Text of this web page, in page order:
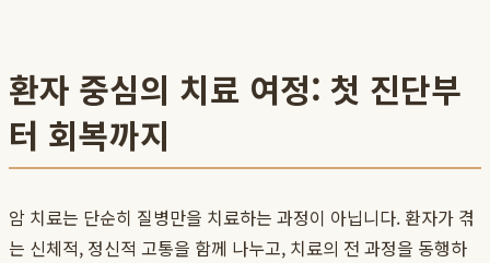
환자 중심의 치료 여정: 첫 진단부
터 회복까지
암 치료는 단순히 질병만을 치료하는 과정이 아닙니다. 환자가 겪
는 신체적, 정신적 고통을 함께 나누고, 치료의 전 과정을 동행하